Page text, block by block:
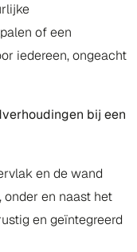
of een
iedereen, ongeacht
bij een
en de wand
en naast het
en geïntegreerd